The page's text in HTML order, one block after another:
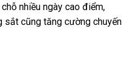
nhiều ngày cao điểm,
cũng tăng cường chuyến